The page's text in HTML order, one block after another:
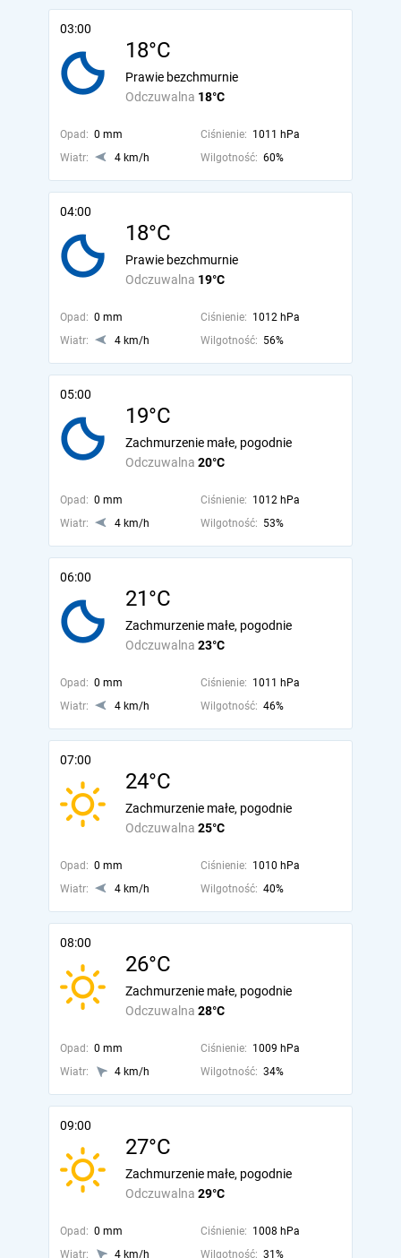
03:00
18°C
Odczuwalna 18°C
Prawie bezchmurnie
Opad: 0 mm Ciśnienie: 1011 hPa
Wiatr:
4 km/h Wilgotność: 60%
04:00
18°C
Odczuwalna 19°C
Prawie bezchmurnie
Opad: 0 mm Ciśnienie: 1012 hPa
Wiatr:
4 km/h Wilgotność: 56%
05:00
19°C
Odczuwalna 20°C
Zachmurzenie małe, pogodnie
Opad: 0 mm Ciśnienie: 1012 hPa
Wiatr:
4 km/h Wilgotność: 53%
06:00
21°C
Odczuwalna 23°C
Zachmurzenie małe, pogodnie
Opad: 0 mm Ciśnienie: 1011 hPa
Wiatr:
4 km/h Wilgotność: 46%
07:00
24°C
Odczuwalna 25°C
Zachmurzenie małe, pogodnie
Opad: 0 mm Ciśnienie: 1010 hPa
Wiatr:
4 km/h Wilgotność: 40%
08:00
26°C
Odczuwalna 28°C
Zachmurzenie małe, pogodnie
Opad: 0 mm Ciśnienie: 1009 hPa
Wiatr:
4 km/h Wilgotność: 34%
09:00
27°C
Odczuwalna 29°C
Zachmurzenie małe, pogodnie
Opad: 0 mm Ciśnienie: 1008 hPa
Wiatr:
4 km/h Wilgotność: 31%